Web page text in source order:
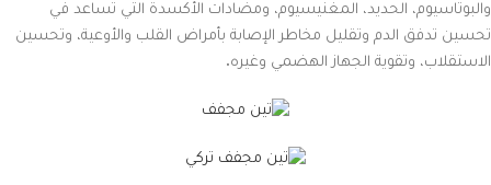
والبوتاسيوم، الحديد، المغنيسيوم، ومضادات الأكسدة التي تساعد في
تحسين تدفق الدم وتقليل مخاطر الإصابة بأمراض القلب والأوعية، وتحسين
الاستقلاب، وتقوية الجهاز الهضمي وغيره.